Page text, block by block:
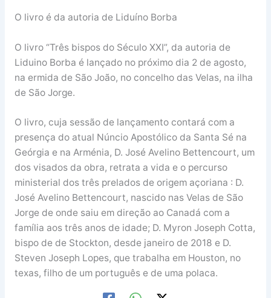
O livro é da autoria de Liduíno Borba
O livro “Três bispos do Século XXI”, da autoria de
Liduino Borba é lançado no próximo dia 2 de agosto,
na ermida de São João, no concelho das Velas, na ilha
de São Jorge.
O livro, cuja sessão de lançamento contará com a
presença do atual Núncio Apostólico da Santa Sé na
Geórgia e na Arménia, D. José Avelino Bettencourt, um
dos visados da obra, retrata a vida e o percurso
ministerial dos três prelados de origem açoriana : D.
José Avelino Bettencourt, nascido nas Velas de São
Jorge de onde saiu em direção ao Canadá com a
família aos três anos de idade; D. Myron Joseph Cotta,
bispo de de Stockton, desde janeiro de 2018 e D.
Steven Joseph Lopes, que trabalha em Houston, no
texas, filho de um português e de uma polaca.